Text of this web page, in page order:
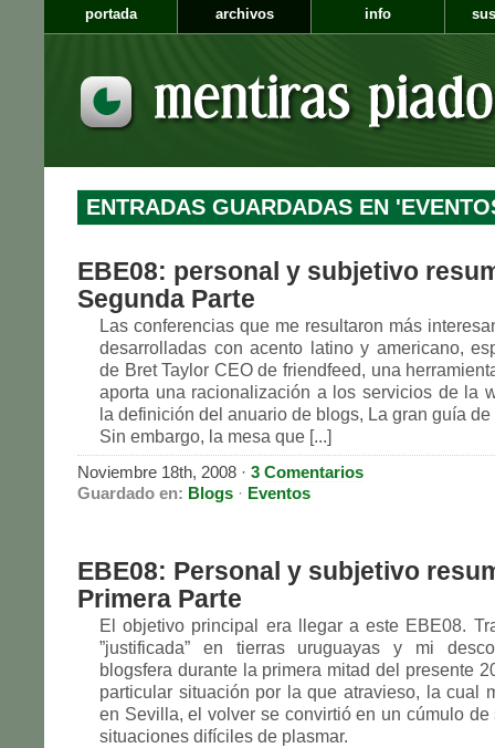
portada archivos info
ENTRADAS GUARDADAS EN
EBE08: personal y subjetivo
Segunda Parte
Las conferencias que me resultaron más
desarrolladas con acento latino y americano,
de Bret Taylor CEO de friendfeed, una
aporta una racionalización a los servicios de la
la definición del anuario de blogs, La gran guía
Sin embargo, la mesa que [...]
Noviembre 18th, 2008 · 3 Comentarios
Guardado en: Blogs · Eventos
EBE08: Personal y subjetivo
Primera Parte
El objetivo principal era llegar a este EBE08.
”justificada” en tierras uruguayas y mi
blogsfera durante la primera mitad del presente
particular situación por la que atravieso, la cual
en Sevilla, el volver se convirtió en un cúmulo de
situaciones difíciles de plasmar.